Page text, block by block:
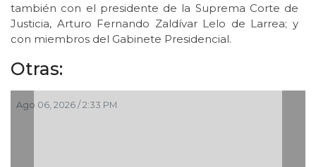
también con el presidente de la Suprema Corte de
Justicia, Arturo Fernando Zaldívar Lelo de Larrea; y
con miembros del Gabinete Presidencial. ​​
Otras:
Ago 06, 2026 / 2:33 PM